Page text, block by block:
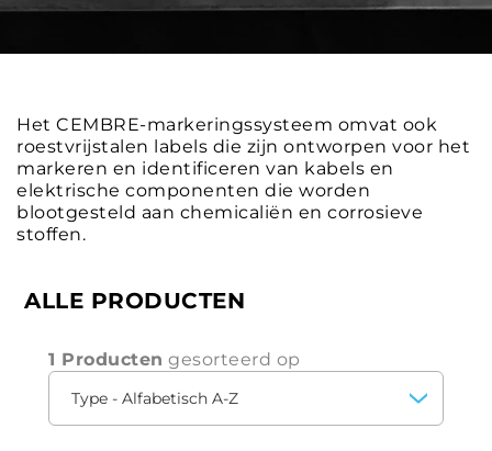
Het CEMBRE-markeringssysteem omvat ook
roestvrijstalen labels die zijn ontworpen voor het
markeren en identificeren van kabels en
elektrische componenten die worden
blootgesteld aan chemicaliën en corrosieve
stoffen.
ALLE PRODUCTEN
1 Producten gesorteerd op